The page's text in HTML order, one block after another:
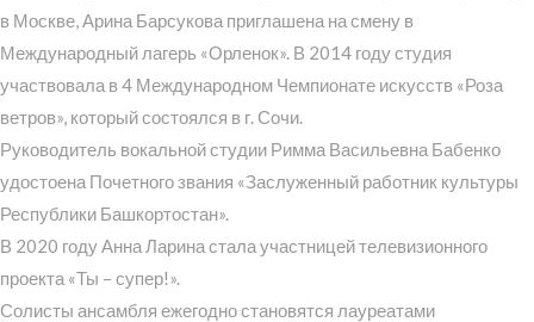
в Москве, Арина Барсукова приглашена на смену в
Международный лагерь «Орленок». В 2014 году студия
участвовала в 4 Международном Чемпионате искусств «Роза
ветров», который состоялся в г. Сочи.
Руководитель вокальной студии Римма Васильевна Бабенко
удостоена Почетного звания «Заслуженный работник культуры
Республики Башкортостан».
В 2020 году Анна Ларина стала участницей телевизионного
проекта «Ты – супер!».
Солисты ансамбля ежегодно становятся лауреатами